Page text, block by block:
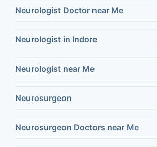
Neurologist Doctor near Me
Neurologist in Indore
Neurologist near Me
Neurosurgeon
Neurosurgeon Doctors near Me